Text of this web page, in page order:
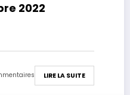
2022
LIRE LA SUITE